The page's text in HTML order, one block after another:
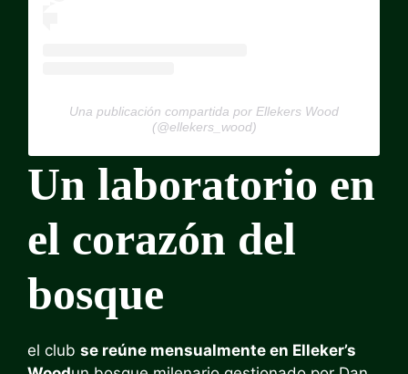
Una publicación compartida por Ellekers Wood
(@ellekers_wood)
Un laboratorio en
el corazón del
bosque
el club se reúne mensualmente en Elleker’s